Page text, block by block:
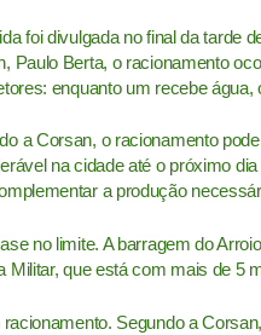
foi divulgada no final da tarde
Paulo Berta, o racionamento
enquanto um recebe
a Corsan, o racionamento
na cidade até o próximo
a produção
no limite. A barragem do
que está com mais de 5
Segundo a